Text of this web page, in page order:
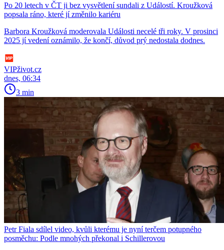
Po 20 letech v ČT ji bez vysvětlení sundali z Událostí. Kroužková
popsala ráno, které jí změnilo kariéru
Barbora Kroužková moderovala Události necelé tři roky. V prosinci
2025 jí vedení oznámilo, že končí, důvod prý nedostala dodnes.
VIPživot.cz
dnes, 06:34
3 min
Petr Fiala sdílel video, kvůli kterému je nyní terčem potupného
posměchu: Podle mnohých překonal i Schillerovou